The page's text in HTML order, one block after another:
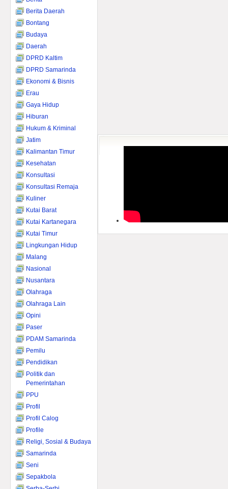
Berita Daerah
Bontang
Budaya
Daerah
DPRD Kaltim
DPRD Samarinda
Ekonomi & Bisnis
Erau
Gaya Hidup
Hiburan
Hukum & Kriminal
Jatim
Kalimantan Timur
Kesehatan
Konsultasi
Konsultasi Remaja
Kuliner
Kutai Barat
Kutai Kartanegara
Kutai Timur
Lingkungan Hidup
Malang
Nasional
Nusantara
Olahraga
Olahraga Lain
Opini
Paser
PDAM Samarinda
Pemilu
Pendidikan
Politik dan
Pemerintahan
PPU
Profil
Profil Calog
Profile
Religi, Sosial & Budaya
Samarinda
Seni
Sepakbola